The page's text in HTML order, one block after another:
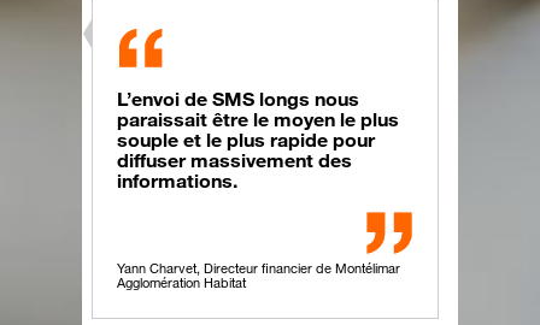
L’envoi de SMS longs nous
paraissait être le moyen le plus
souple et le plus rapide pour
diffuser massivement des
informations.
Yann Charvet, Directeur financier de Montélimar
Agglomération Habitat